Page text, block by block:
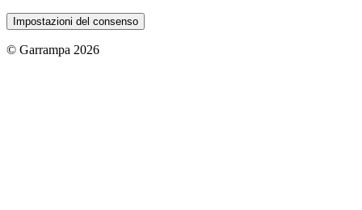
Impostazioni del consenso
© Garrampa 2026